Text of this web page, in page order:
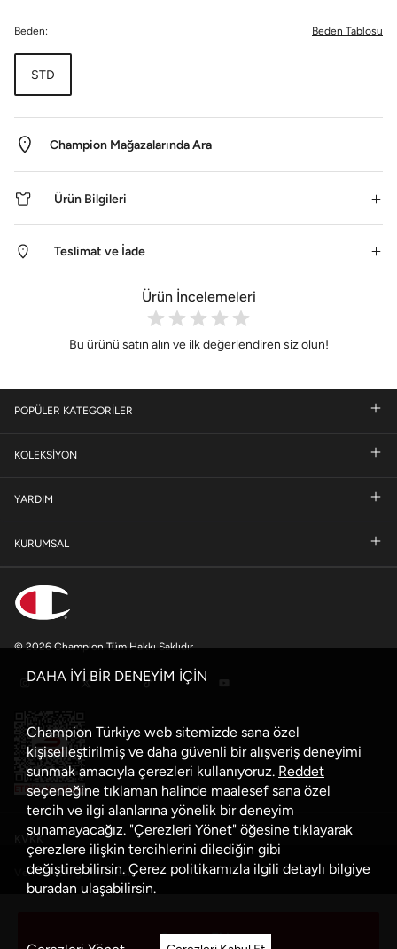
Beden: Beden Tablosu
STD
Sepete Ekle
Champion Mağazalarında Ara
Ürün Bilgileri
Teslimat ve İade
Ürün İncelemeleri
Bu ürünü satın alın ve ilk değerlendiren siz olun!
POPÜLER KATEGORİLER
KOLEKSİYON
YARDIM
KURUMSAL
© 2026 Champion Tüm Hakkı Saklıdır
KVKK
Veri Güvenliği Politikası
DAHA İYİ BİR DENEYİM İÇİN
Champion Türkiye web sitemizde sana özel
kişiselleştirilmiş ve daha güvenli bir alışveriş deneyimi
sunmak amacıyla çerezleri kullanıyoruz. Reddet
seçeneğine tıklaman halinde maalesef sana özel
tercih ve ilgi alanlarına yönelik bir deneyim
sunamayacağız. "Çerezleri Yönet" öğesine tıklayarak
çerezlere ilişkin tercihlerini dilediğin gibi
değiştirebilirsin. Çerez politikamızla ilgili detaylı bilgiye
buradan ulaşabilirsin.